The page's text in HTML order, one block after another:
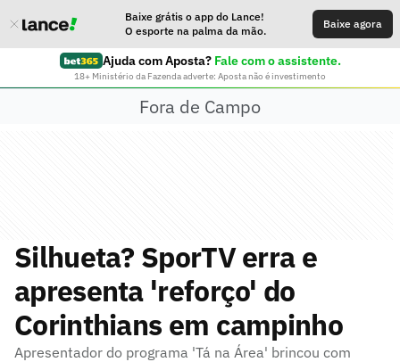
Baixe grátis o app do Lance!
O esporte na palma da mão.
Baixe agora
Ajuda com Aposta? Fale com o assistente.
18+ Ministério da Fazenda adverte: Aposta não é investimento
Fora de Campo
Silhueta? SporTV erra e
apresenta 'reforço' do
Corinthians em campinho
Apresentador do programa 'Tá na Área' brincou com